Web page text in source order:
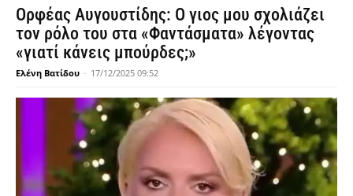
Ορφέας Αυγουστίδης: Ο γιος μου σχολιάζει
τον ρόλο του στα «Φαντάσματα» λέγοντας
«γιατί κάνεις μπούρδες;»
Ελένη Βατίδου - 17/12/2025 09:52